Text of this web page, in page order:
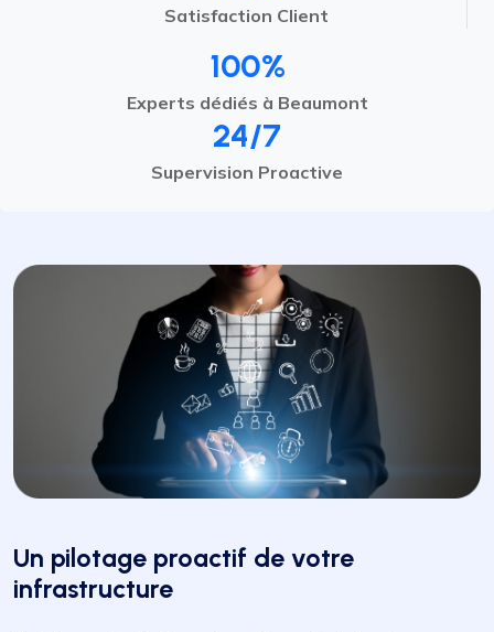
Satisfaction Client
100%
Experts dédiés à Beaumont
24/7
Supervision Proactive
Un pilotage proactif de votre
infrastructure